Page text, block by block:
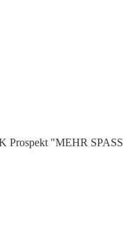
Prospekt "MEHR SPASS